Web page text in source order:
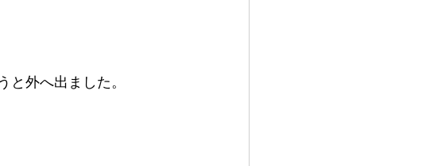
外へ出ました。